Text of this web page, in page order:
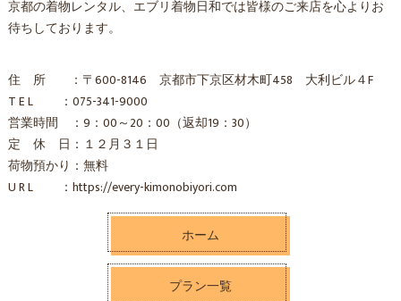
京都の着物レンタル、エブリ着物日和では皆様のご来店を心よりお
待ちしております。
住 所 ：〒600-8146 京都市下京区材木町458 大利ビル４F
T E L ：075-341-9000
営業時間 ：9：00～20：00（返却19：30）
定 休 日：１２月３１日
荷物預かり：無料
U R L ：https://every-kimonobiyori.com
ホーム
プラン一覧